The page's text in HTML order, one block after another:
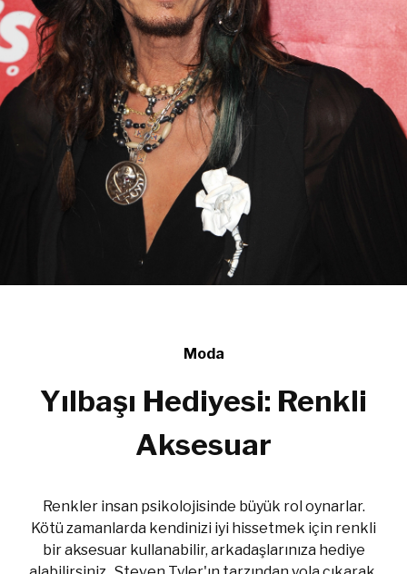
Moda
Yılbaşı Hediyesi: Renkli
Aksesuar
Renkler insan psikolojisinde büyük rol oynarlar.
Kötü zamanlarda kendinizi iyi hissetmek için renkli
bir aksesuar kullanabilir, arkadaşlarınıza hediye